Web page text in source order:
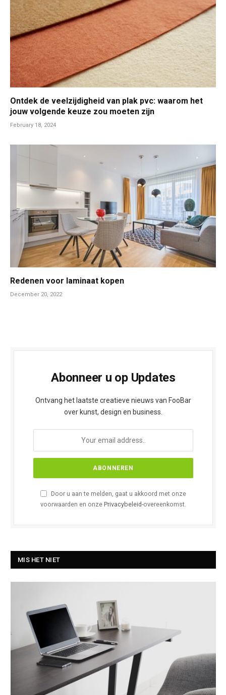
Ontdek de veelzijdigheid van plak pvc: waarom het
jouw volgende keuze zou moeten zijn
February 18, 2024
Redenen voor laminaat kopen
December 20, 2022
Abonneer u op Updates
Ontvang het laatste creatieve nieuws van FooBar
over kunst, design en business.
Door u aan te melden, gaat u akkoord met onze
voorwaarden en onze Privacybeleid-overeenkomst.
MIS HET NIET